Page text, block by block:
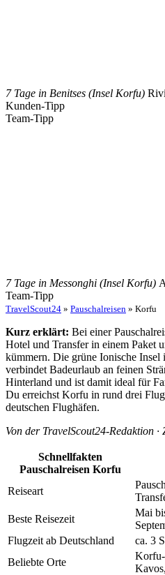
7 Tage in Benitses (Insel Korfu)
Kunden-Tipp
Team-Tipp
7 Tage in Messonghi (Insel Korfu)
Team-Tipp
TravelScout24 » Pauschalreisen » Korfu
Kurz erklärt: Bei einer
Hotel und Transfer in einem Paket
kümmern. Die grüne Ionische
verbindet Badeurlaub an feinen
Hinterland und ist damit ideal für
Du erreichst Korfu in rund drei
deutschen Flughäfen.
Von der TravelScout24-Redaktion
Schnellfakten
Pauschalreisen Korfu
Reiseart
Beste Reisezeit
Mai
Flugzeit ab Deutschland
ca. 3
Beliebte Orte
Korfu-